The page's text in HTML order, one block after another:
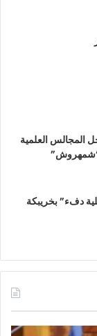
المجالس العلمية
“شمهروش”